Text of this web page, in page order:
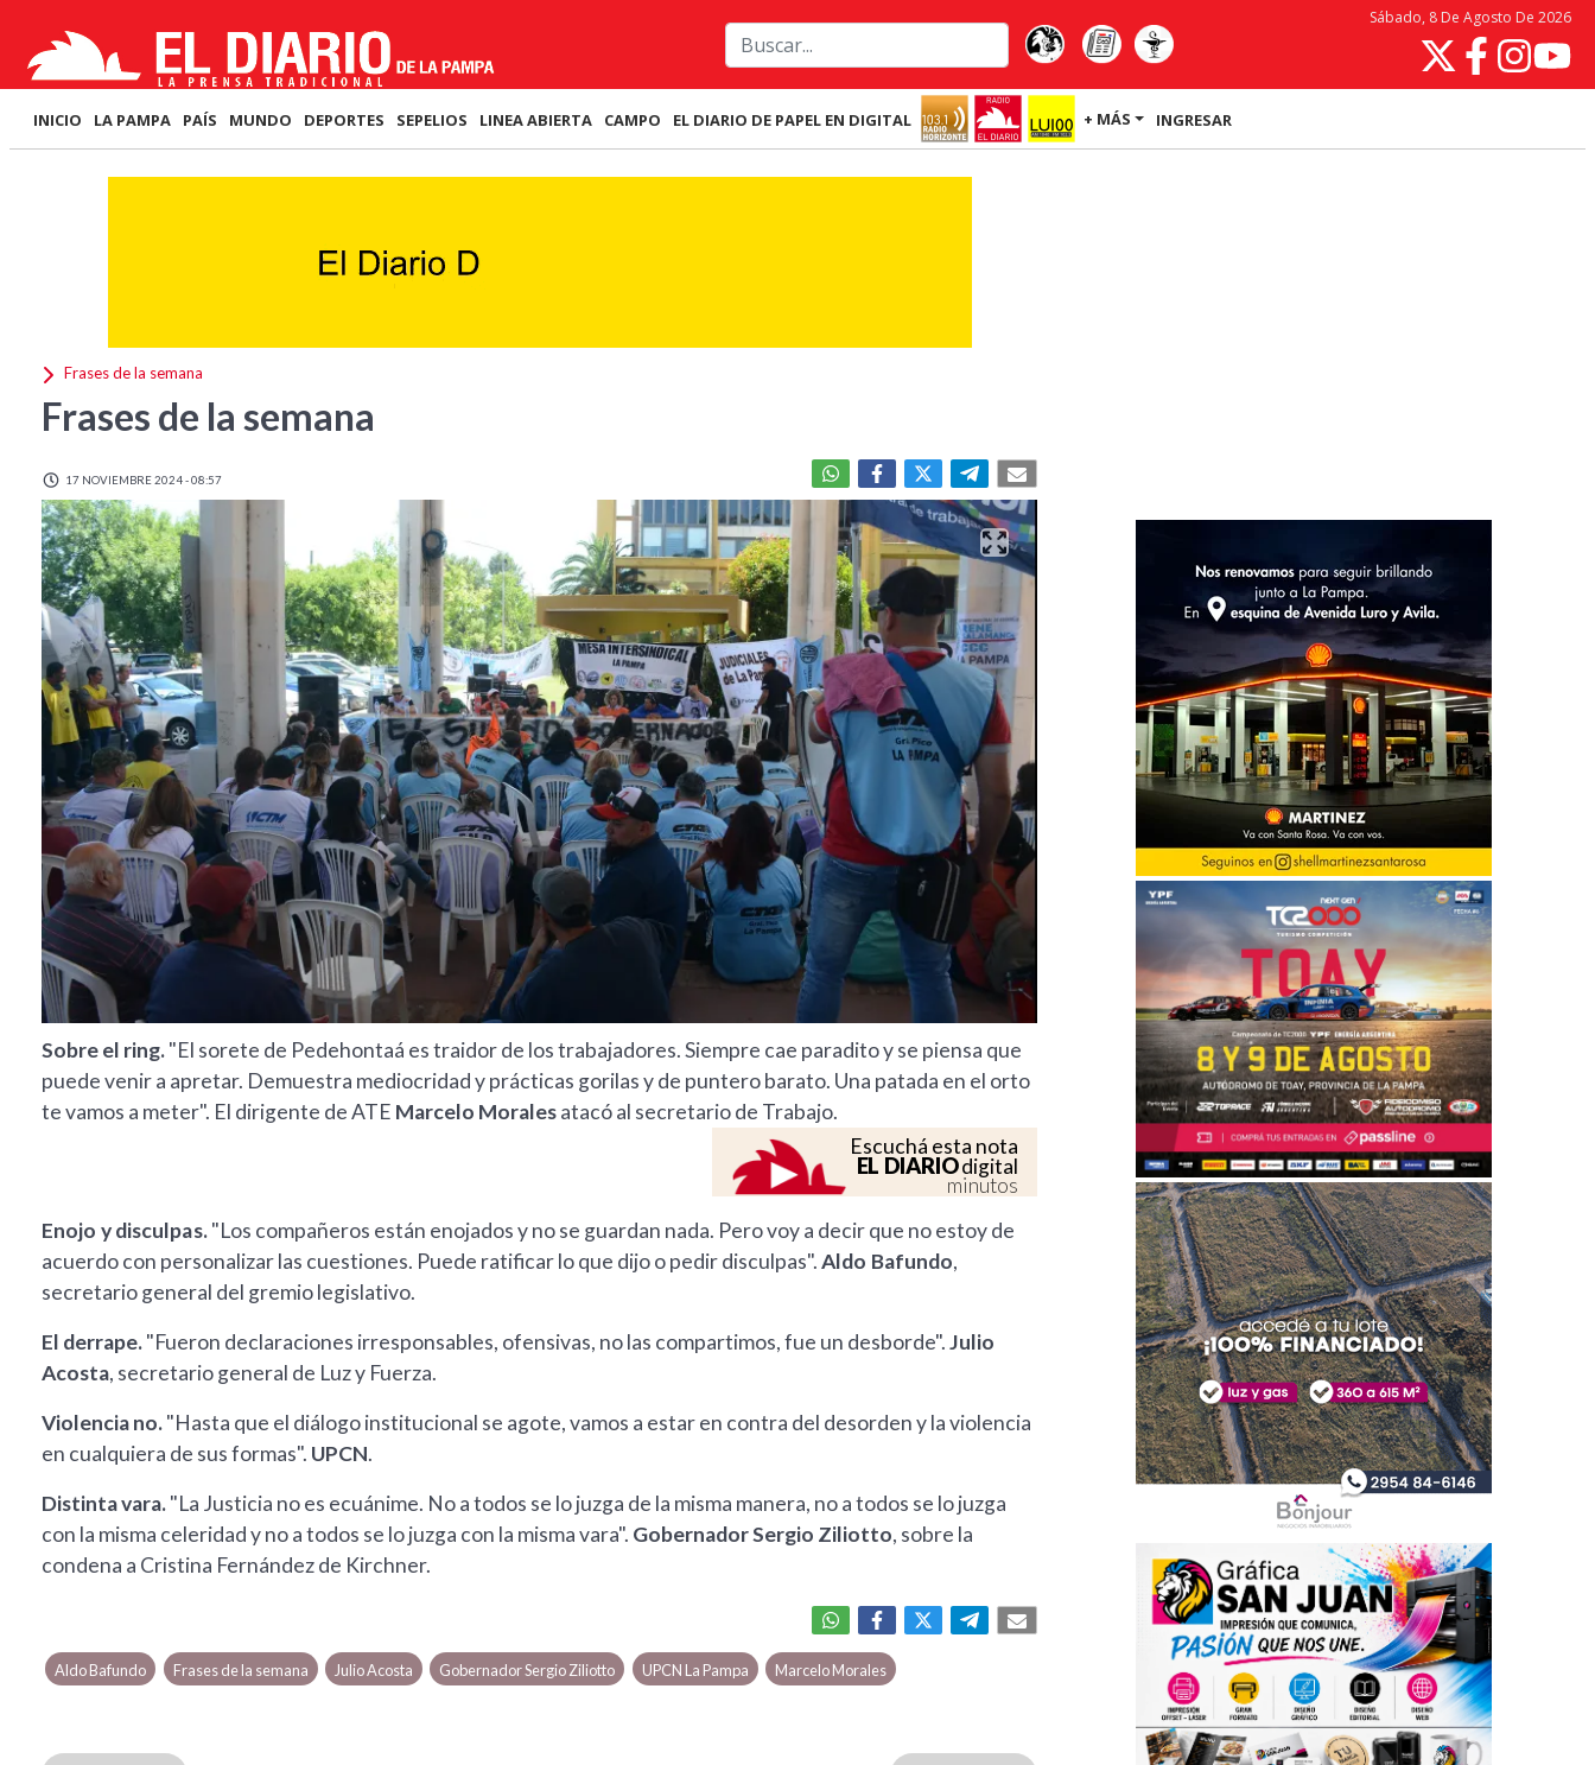
Sábado, 8 De Agosto De 2026
INICIO LA PAMPA PAÍS MUNDO DEPORTES SEPELIOS LINEA ABIERTA CAMPO EL DIARIO DE PAPEL EN DIGITAL + MÁS INGRESAR
Frases de la semana
Frases de la semana
17 NOVIEMBRE 2024 - 08:57
Sobre el ring."El sorete de Pedehontaá es traidor de los trabajadores. Siempre cae paradito y se piensa que
puede venir a apretar. Demuestra mediocridad y prácticas gorilas y de puntero barato. Una patada en el orto
te vamos a meter". El dirigente de ATE Marcelo Moralesatacó al secretario de Trabajo.
Escuchá esta nota
EL DIARIOdigital
minutos
Enojo y disculpas."Los compañeros están enojados y no se guardan nada. Pero voy a decir que no estoy de
acuerdo con personalizar las cuestiones. Puede ratificar lo que dijo o pedir disculpas".Aldo Bafundo,
secretario general del gremio legislativo.
El derrape."Fueron declaraciones irresponsables, ofensivas, no las compartimos, fue un desborde".Julio
Acosta, secretario general de Luz y Fuerza.
Violencia no."Hasta que el diálogo institucional se agote, vamos a estar en contra del desorden y la violencia
en cualquiera de sus formas". UPCN.
Distinta vara."La Justicia no es ecuánime. No a todos se lo juzga de la misma manera, no a todos se lo juzga
con la misma celeridad y no a todos se lo juzga con la misma vara". Gobernador Sergio Ziliotto, sobre la
condena a Cristina Fernández de Kirchner.
Aldo Bafundo Frases de la semana Julio Acosta Gobernador Sergio Ziliotto UPCN La Pampa Marcelo Morales